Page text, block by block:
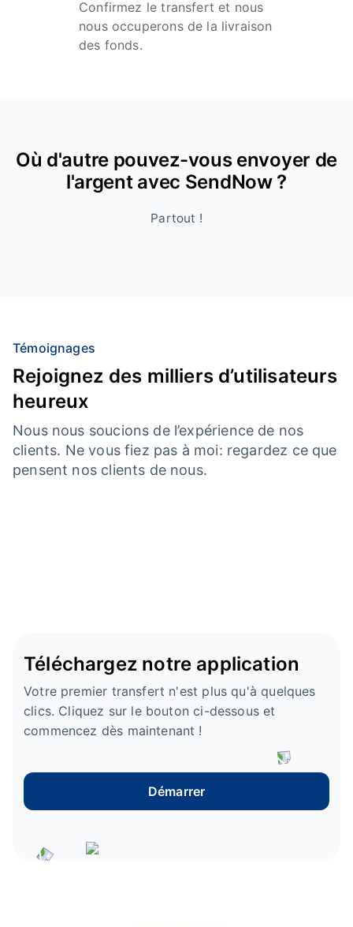
Confirmez le transfert et nous
nous occuperons de la livraison
des fonds.
Où d'autre pouvez-vous envoyer de
l'argent avec SendNow ?
Partout !
Témoignages
Rejoignez des milliers d’utilisateurs
heureux
Nous nous soucions de l’expérience de nos
clients. Ne vous fiez pas à moi: regardez ce que
pensent nos clients de nous.
Téléchargez notre application
Votre premier transfert n'est plus qu'à quelques
clics. Cliquez sur le bouton ci-dessous et
commencez dès maintenant !
Démarrer